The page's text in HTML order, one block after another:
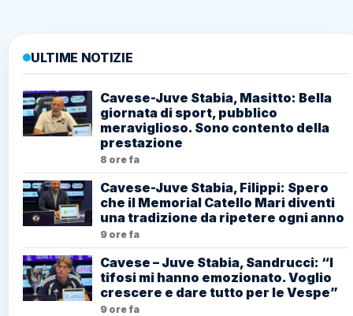
ULTIME NOTIZIE
Cavese-Juve Stabia, Masitto: Bella
giornata di sport, pubblico
meraviglioso. Sono contento della
prestazione
8 ore fa
Cavese-Juve Stabia, Filippi: Spero
che il Memorial Catello Mari diventi
una tradizione da ripetere ogni anno
9 ore fa
Cavese – Juve Stabia, Sandrucci: “I
tifosi mi hanno emozionato. Voglio
crescere e dare tutto per le Vespe”
9 ore fa